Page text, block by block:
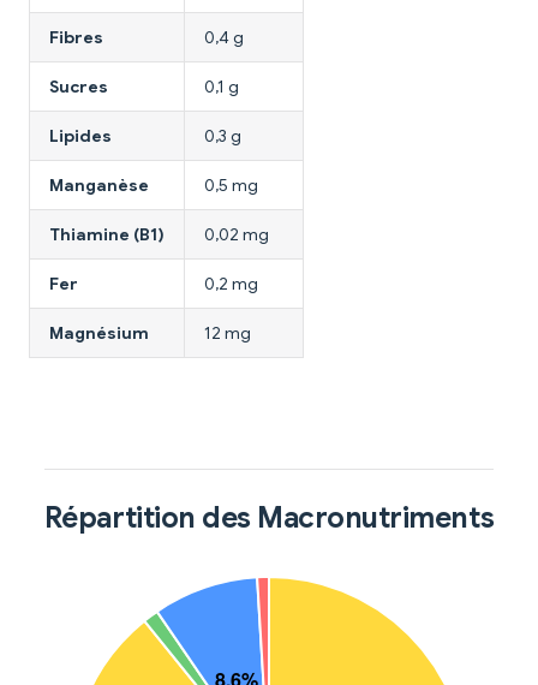
Fibres 0,4 g
Sucres 0,1 g
Lipides 0,3 g
Manganèse 0,5 mg
Thiamine (B1) 0,02 mg
Fer 0,2 mg
Magnésium 12 mg
Répartition des Macronutriments